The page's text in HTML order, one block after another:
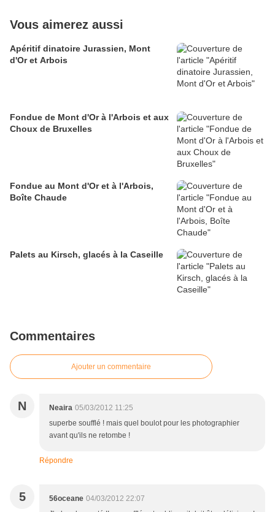
Vous aimerez aussi
Apéritif dinatoire Jurassien, Mont
d'Or et Arbois
Fondue de Mont d'Or à l'Arbois et aux
Choux de Bruxelles
Fondue au Mont d'Or et à l'Arbois,
Boîte Chaude
Palets au Kirsch, glacés à la Caseille
Commentaires
Ajouter un commentaire
N Neaira 05/03/2012 11:25
superbe soufflé ! mais quel boulot pour les photographier
avant qu'ils ne retombe !
Répondre
5 56oceane 04/03/2012 22:07